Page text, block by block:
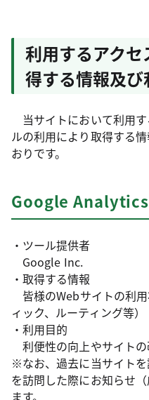
利用するアク
得する情報及び
当サイトにおいて利用
ルの利用により取得する
おりです。
Google Analytics
・ツール提供者
Google Inc.
・取得する情報
皆様のWebサイトの利
ィック、ルーティング等）
・利用目的
利便性の向上やサイト
※なお、過去に当サイト
を訪問した際にお知らせ
ます。